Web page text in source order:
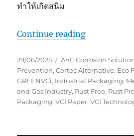
ทำให้เกิดสนิม
Continue reading
Posted
on
29/06/2025 Tags
Anti Corrosion
Prevention,Cortec Alternative, Eco
GREENVCi, Industrial Packaging,
and Gas Industry, Rust Free, Rust
Packaging,VCI Paper,VCI